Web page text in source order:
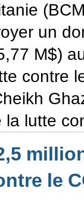
un
M$)
contre
lutte
le